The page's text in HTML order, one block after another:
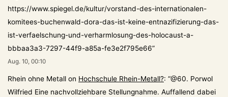
https://www.spiegel.de/kultur/vorstand-des-internationalen-
komitees-buchenwald-dora-das-ist-keine-entnazifizierung-das-
ist-verfaelschung-und-verharmlosung-des-holocaust-a-
bbbaa3a3-7297-44f9-a85a-fe3e2f795e66”
Aug. 10, 00:10
Rhein ohne Metall on Hochschule Rhein-Metall?: “@60. Porwol
Wilfried Eine nachvollziehbare Stellungnahme. Auffallend dabei